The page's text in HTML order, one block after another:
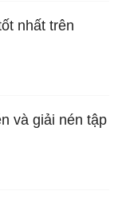
nhất trên
và giải nén tập